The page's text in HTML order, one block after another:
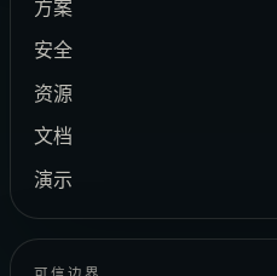
方案
安全
资源
文档
演示